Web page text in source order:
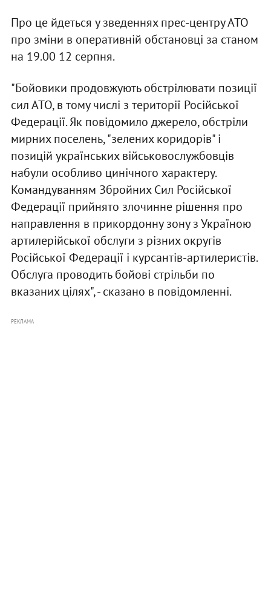
Про це йдеться у зведеннях прес-центру АТО
про зміни в оперативній обстановці за станом
на 19.00 12 серпня.
"Бойовики продовжують обстрілювати позиції
сил АТО, в тому числі з території Російської
Федерації. Як повідомило джерело, обстріли
мирних поселень, "зелених коридорів" і
позицій українських військовослужбовців
набули особливо цинічного характеру.
Командуванням Збройних Сил Російської
Федерації прийнято злочинне рішення про
направлення в прикордонну зону з Україною
артилерійської обслуги з різних округів
Російської Федерації і курсантів-артилеристів.
Обслуга проводить бойові стрільби по
вказаних цілях", - сказано в повідомленні.
РЕКЛАМА